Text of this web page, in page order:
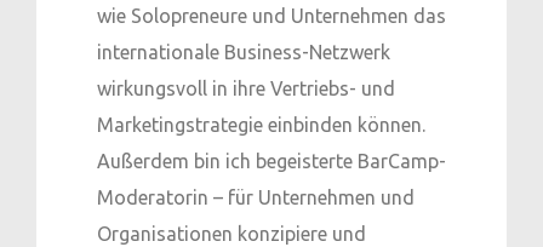
wie Solopreneure und Unternehmen das
internationale Business-Netzwerk
wirkungsvoll in ihre Vertriebs- und
Marketingstrategie einbinden können.
Außerdem bin ich begeisterte BarCamp-
Moderatorin – für Unternehmen und
Organisationen konzipiere und